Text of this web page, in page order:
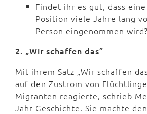
Findet ihr es gut, dass
Position viele Jahre lang
Person eingenommen wird?
2. „Wir schaffen das”
Mit ihrem Satz „Wir schaffen
auf den Zustrom von
Migranten reagierte, schrieb
Jahr Geschichte. Sie machte